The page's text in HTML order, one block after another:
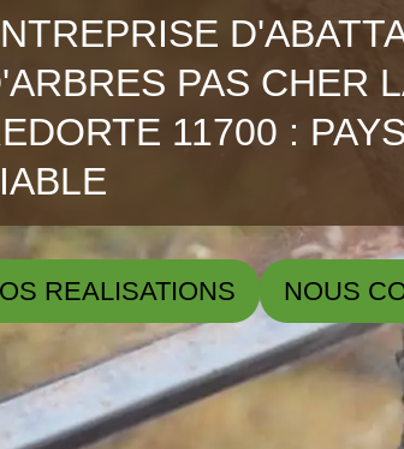
PAS CHER
11700 :
REALISATIONS NOUS